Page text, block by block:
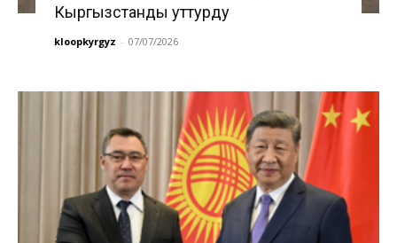
Кыргызстанды уттурду
kloopkyrgyz - 07/07/2026